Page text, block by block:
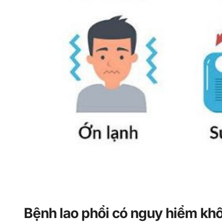
Bệnh lao phổi có nguy hiểm